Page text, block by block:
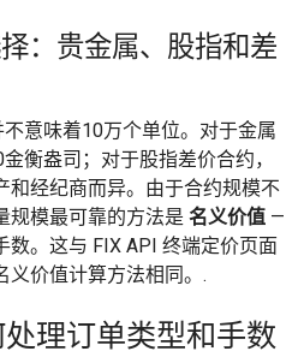
：贵金属、股指和差
意味着10万个单位。对于金属
衡盎司；对于股指差价合约，
和经纪商而异。由于合约规模不
规模最可靠的方法是 名义价值 —
数。这与 FIX API 终端定价页面
义价值计算方法相同。.
理订单类型和手数